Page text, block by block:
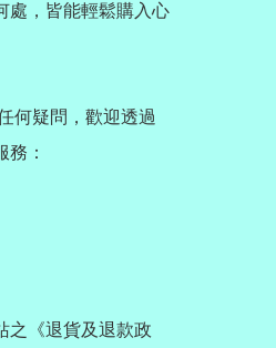
處，皆能輕鬆購入心
何疑問，歡迎透過
：
之《退貨及退款政